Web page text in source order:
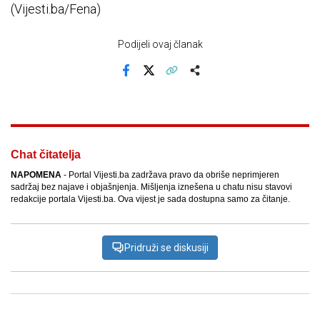
(Vijesti.ba/Fena)
Podijeli ovaj članak
Chat čitatelja
NAPOMENA - Portal Vijesti.ba zadržava pravo da obriše neprimjeren
sadržaj bez najave i objašnjenja. Mišljenja iznešena u chatu nisu stavovi
redakcije portala Vijesti.ba. Ova vijest je sada dostupna samo za čitanje.
Pridruži se diskusiji